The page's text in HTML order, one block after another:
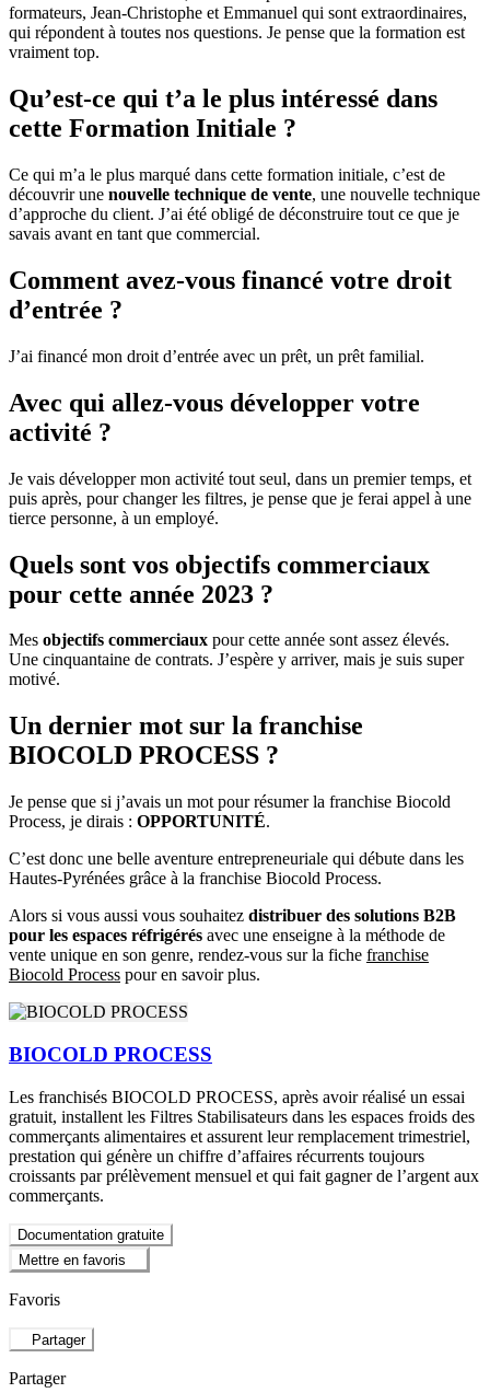
formateurs, Jean-Christophe et Emmanuel qui sont extraordinaires,
qui répondent à toutes nos questions. Je pense que la formation est
vraiment top.
Qu’est-ce qui t’a le plus intéressé dans
cette Formation Initiale ?
Ce qui m’a le plus marqué dans cette formation initiale, c’est de
découvrir une nouvelle technique de vente, une nouvelle technique
d’approche du client. J’ai été obligé de déconstruire tout ce que je
savais avant en tant que commercial.
Comment avez-vous financé votre droit
d’entrée ?
J’ai financé mon droit d’entrée avec un prêt, un prêt familial.
Avec qui allez-vous développer votre
activité ?
Je vais développer mon activité tout seul, dans un premier temps, et
puis après, pour changer les filtres, je pense que je ferai appel à une
tierce personne, à un employé.
Quels sont vos objectifs commerciaux
pour cette année 2023 ?
Mes objectifs commerciaux pour cette année sont assez élevés.
Une cinquantaine de contrats. J’espère y arriver, mais je suis super
motivé.
Un dernier mot sur la franchise
BIOCOLD PROCESS ?
Je pense que si j’avais un mot pour résumer la franchise Biocold
Process, je dirais : OPPORTUNITÉ.
C’est donc une belle aventure entrepreneuriale qui débute dans les
Hautes-Pyrénées grâce à la franchise Biocold Process.
Alors si vous aussi vous souhaitez distribuer des solutions B2B
pour les espaces réfrigérés avec une enseigne à la méthode de
vente unique en son genre, rendez-vous sur la fiche franchise
Biocold Process pour en savoir plus.
BIOCOLD PROCESS
Les franchisés BIOCOLD PROCESS, après avoir réalisé un essai
gratuit, installent les Filtres Stabilisateurs dans les espaces froids des
commerçants alimentaires et assurent leur remplacement trimestriel,
prestation qui génère un chiffre d’affaires récurrents toujours
croissants par prélèvement mensuel et qui fait gagner de l’argent aux
commerçants.
Documentation gratuite
Mettre en favoris
Favoris
Partager
Partager